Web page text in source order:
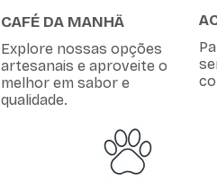
CAFÉ DA MANHÃ
Explore nossas opções
artesanais e aproveite o
melhor em sabor e
qualidade.